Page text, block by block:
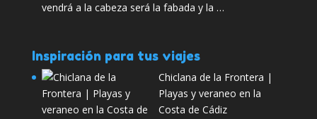
vendrá a la cabeza será la fabada y la …
Inspiración para tus viajes
Chiclana de la Frontera |
Playas y veraneo en la
Costa de Cádiz